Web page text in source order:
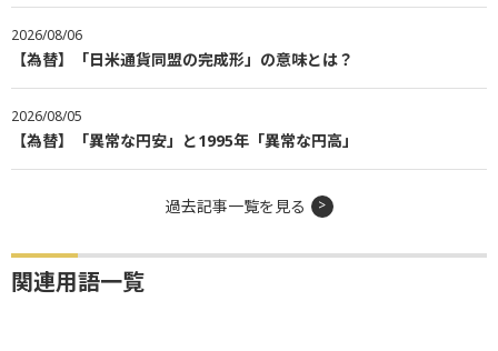
2026/08/06
【為替】「日米通貨同盟の完成形」の意味とは？
2026/08/05
【為替】「異常な円安」と1995年「異常な円高」
過去記事一覧を見る
関連用語一覧